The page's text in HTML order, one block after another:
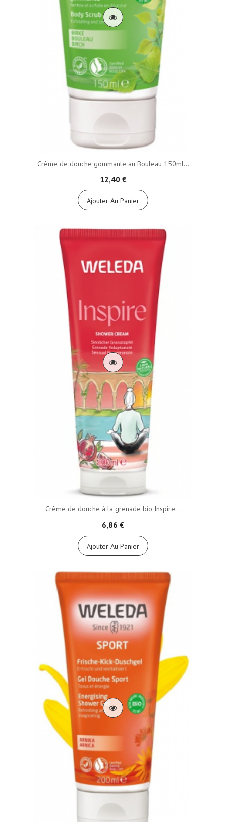
Crème de douche gommante au Bouleau 150ml...
12,40 €
Ajouter Au Panier
Crème de douche à la grenade bio Inspire...
6,86 €
Ajouter Au Panier